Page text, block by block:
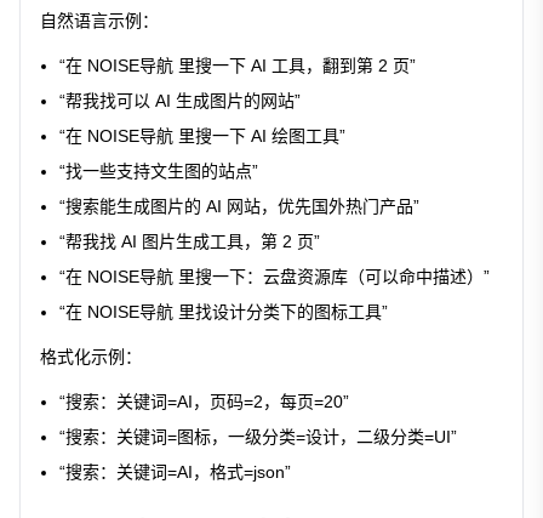
自然语言示例：
“在 NOISE导航 里搜一下 AI 工具，翻到第 2 页”
“帮我找可以 AI 生成图片的网站”
“在 NOISE导航 里搜一下 AI 绘图工具”
“找一些支持文生图的站点”
“搜索能生成图片的 AI 网站，优先国外热门产品”
“帮我找 AI 图片生成工具，第 2 页”
“在 NOISE导航 里搜一下：云盘资源库（可以命中描述）”
“在 NOISE导航 里找设计分类下的图标工具”
格式化示例：
“搜索：关键词=AI，页码=2，每页=20”
“搜索：关键词=图标，一级分类=设计，二级分类=UI”
“搜索：关键词=AI，格式=json”